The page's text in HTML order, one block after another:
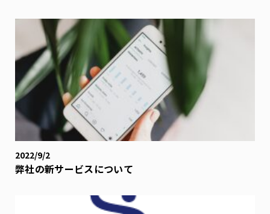
2022/9/2
弊社の新サービスについて